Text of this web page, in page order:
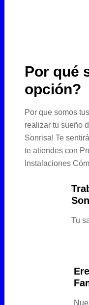
Por qué
opción?
Por que somos
realizar tu sueño
Sonrisa! Te
te atiendes con
Instalaciones
Tu